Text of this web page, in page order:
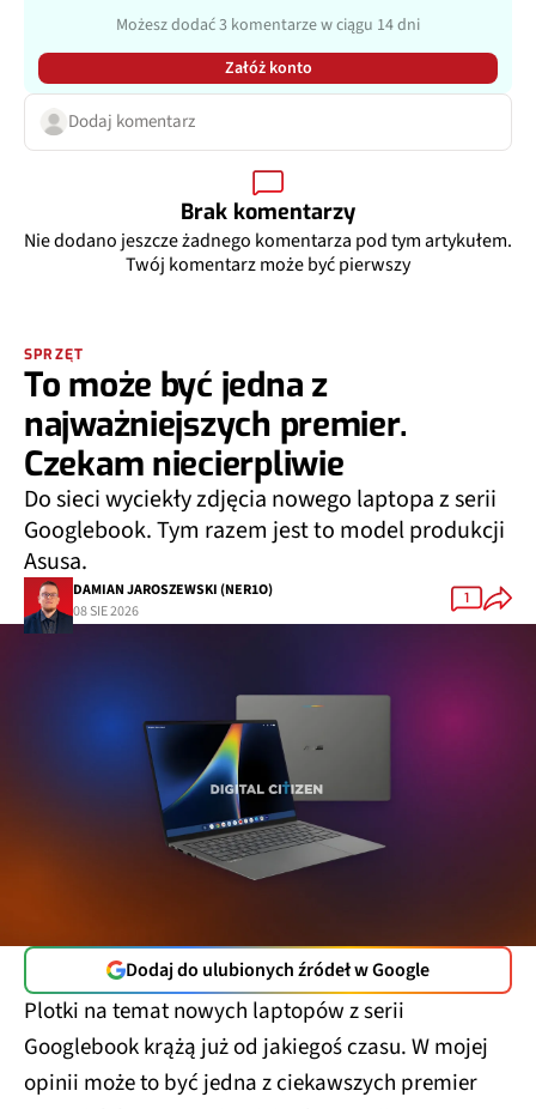
Możesz dodać 3 komentarze w ciągu 14 dni
Załóż konto
Dodaj komentarz
Brak komentarzy
Nie dodano jeszcze żadnego komentarza pod tym artykułem.
Twój komentarz może być pierwszy
SPRZĘT
To może być jedna z
najważniejszych premier.
Czekam niecierpliwie
Do sieci wyciekły zdjęcia nowego laptopa z serii
Googlebook. Tym razem jest to model produkcji
Asusa.
DAMIAN JAROSZEWSKI (NER1O)
08 SIE 2026
1
Dodaj do ulubionych źródeł w Google
Plotki na temat nowych laptopów z serii
Googlebook krążą już od jakiegoś czasu. W mojej
opinii może to być jedna z ciekawszych premier